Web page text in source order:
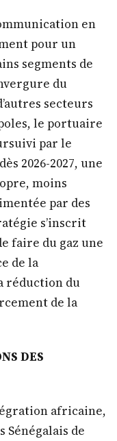
en
pour un
segments de
du
secteurs
le portuaire
par le
2026-2027, une
moins
par des
s’inscrit
faire du gaz une
de la
réduction du
de la
DES
africaine,
Sénégalais de